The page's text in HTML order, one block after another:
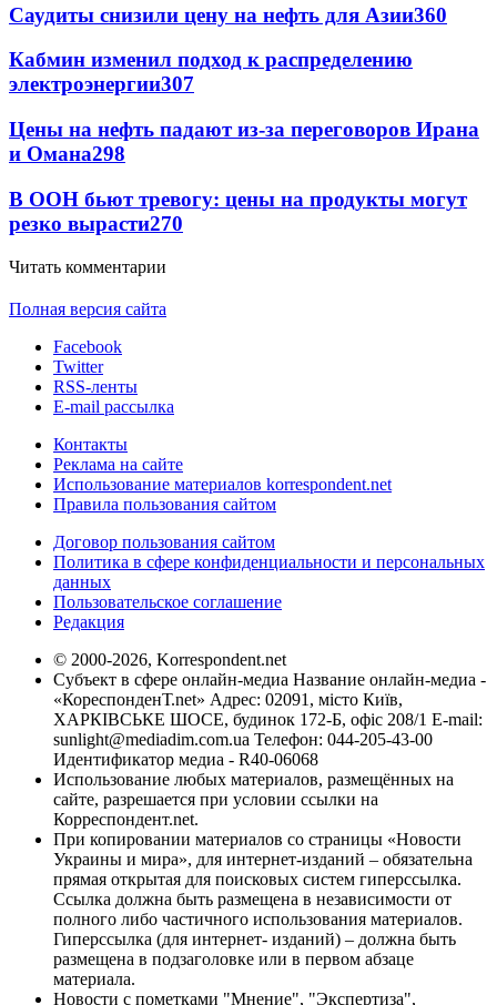
Саудиты снизили цену на нефть для Азии360
Кабмин изменил подход к распределению
электроэнергии307
Цены на нефть падают из-за переговоров Ирана
и Омана298
В ООН бьют тревогу: цены на продукты могут
резко вырасти270
Читать комментарии
Полная версия сайта
Facebook
Twitter
RSS-ленты
E-mail рассылка
Контакты
Реклама на сайте
Использование материалов korrespondent.net
Правила пользования сайтом
Договор пользования сайтом
Политика в сфере конфиденциальности и персональных
данных
Пользовательское соглашение
Редакция
© 2000-2026, Korrespondent.net
Субъект в сфере онлайн-медиа Название онлайн-медиа -
«КореспонденТ.net» Адрес: 02091, місто Київ,
ХАРКІВСЬКЕ ШОСЕ, будинок 172-Б, офіс 208/1 E-mail:
sunlight@mediadim.com.ua Телефон: 044-205-43-00
Идентификатор медиа - R40-06068
Использование любых материалов, размещённых на
сайте, разрешается при условии ссылки на
Корреспондент.net.
При копировании материалов со страницы «Новости
Украины и мира», для интернет-изданий – обязательна
прямая открытая для поисковых систем гиперссылка.
Ссылка должна быть размещена в независимости от
полного либо частичного использования материалов.
Гиперссылка (для интернет- изданий) – должна быть
размещена в подзаголовке или в первом абзаце
материала.
Новости с пометками "Мнение", "Экспертиза",